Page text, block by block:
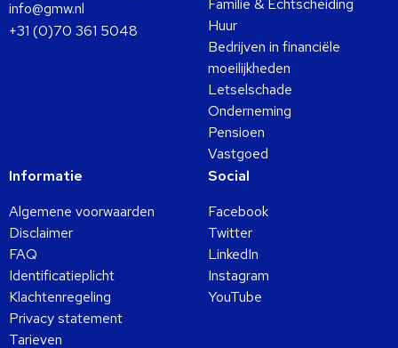
info@gmw.nl
+31 (0)70 361 5048
Huur
Bedrijven in financiële
moeilijkheden
Letselschade
Onderneming
Pensioen
Vastgoed
Informatie
Algemene voorwaarden
Disclaimer
FAQ
Identificatieplicht
Klachtenregeling
Privacy statement
Tarieven
Social
Facebook
Twitter
LinkedIn
Instagram
YouTube